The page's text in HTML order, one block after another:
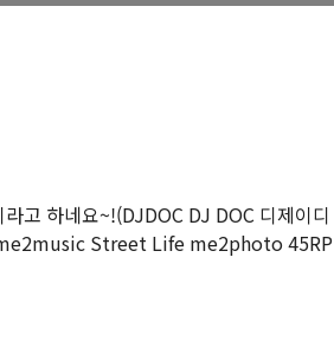
고 하네요~!(DJDOC DJ DOC 디제이디
me2music Street Life me2photo 45RP